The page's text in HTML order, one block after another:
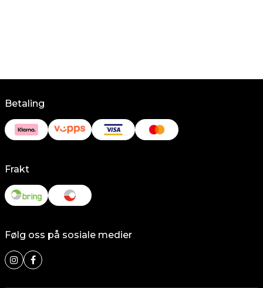
Betaling
Frakt
Følg oss på sosiale medier